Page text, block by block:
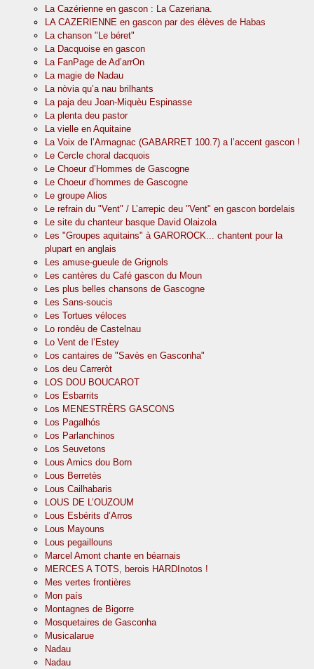
La Cazérienne en gascon : La Cazeriana.
LA CAZERIENNE en gascon par des élèves de Habas
La chanson "Le béret"
La Dacquoise en gascon
La FanPage de Ad’arrOn
La magie de Nadau
La nòvia qu’a nau brilhants
La paja deu Joan-Miquèu Espinasse
La plenta deu pastor
La vielle en Aquitaine
La Voix de l’Armagnac (GABARRET 100.7) a l’accent gascon !
Le Cercle choral dacquois
Le Choeur d’Hommes de Gascogne
Le Choeur d’hommes de Gascogne
Le groupe Alios
Le refrain du "Vent" / L’arrepic deu "Vent" en gascon bordelais
Le site du chanteur basque David Olaizola
Les "Groupes aquitains" à GAROROCK... chantent pour la
plupart en anglais
Les amuse-gueule de Grignols
Les cantères du Café gascon du Moun
Les plus belles chansons de Gascogne
Les Sans-soucis
Les Tortues véloces
Lo rondèu de Castelnau
Lo Vent de l’Estey
Los cantaires de "Savès en Gasconha"
Los deu Carreròt
LOS DOU BOUCAROT
Los Esbarrits
Los MENESTRÈRS GASCONS
Los Pagalhós
Los Parlanchinos
Los Seuvetons
Lous Amics dou Born
Lous Berretès
Lous Cailhabaris
LOUS DE L’OUZOUM
Lous Esbérits d’Arros
Lous Mayouns
Lous pegaillouns
Marcel Amont chante en béarnais
MERCES A TOTS, berois HARDInotos !
Mes vertes frontières
Mon país
Montagnes de Bigorre
Mosquetaires de Gasconha
Musicalarue
Nadau
Nadau